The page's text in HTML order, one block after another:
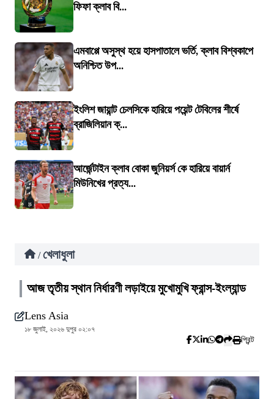
ফিফা ক্লাব বি...
এমবাপ্পে অসুস্থ হয়ে হাসপাতালে ভর্তি, ক্লাব বিশ্বকাপে
অনিশ্চিত উপ...
ইংলিশ জায়ান্ট চেলসিকে হারিয়ে পয়েন্ট টেবিলের শীর্ষে
ব্রাজিলিয়ান ক্...
আর্জেন্টাইন ক্লাব বোকা জুনিয়র্স কে হারিয়ে বায়ার্ন
মিউনিখের প্রত্য...
/ খেলাধুলা
আজ তৃতীয় স্থান নির্ধারণী লড়াইয়ে মুখোমুখি ফ্রান্স-ইংল্যান্ড
Lens Asia
১৮ জুলাই, ২০২৬ দুপুর ০২:০৭
প্রিন্ট